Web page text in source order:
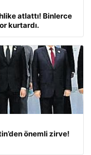
atlattı! Binlerce
kurtardı.
önemli zirve!